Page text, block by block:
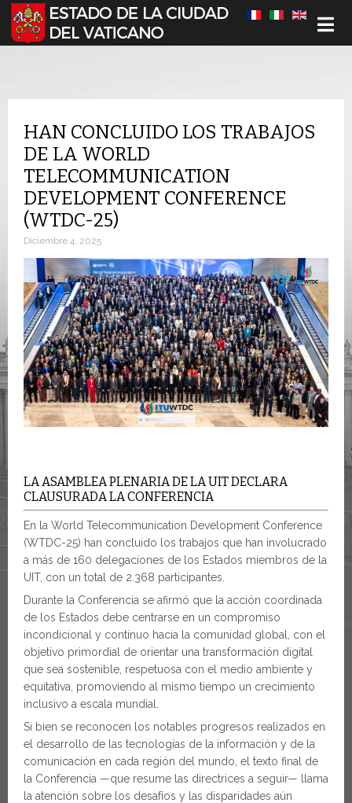
Seleccione su idioma
HAN CONCLUIDO LOS TRABAJOS
DE LA WORLD
TELECOMMUNICATION
DEVELOPMENT CONFERENCE
(WTDC-25)
Diciembre 4, 2025
LA ASAMBLEA PLENARIA DE LA UIT DECLARA
CLAUSURADA LA CONFERENCIA
En la World Telecommunication Development Conference
(WTDC-25) han concluido los trabajos que han involucrado
a más de 160 delegaciones de los Estados miembros de la
UIT, con un total de 2.368 participantes.
Durante la Conferencia se afirmó que la acción coordinada
de los Estados debe centrarse en un compromiso
incondicional y continuo hacia la comunidad global, con el
objetivo primordial de orientar una transformación digital
que sea sostenible, respetuosa con el medio ambiente y
equitativa, promoviendo al mismo tiempo un crecimiento
inclusivo a escala mundial.
Si bien se reconocen los notables progresos realizados en
el desarrollo de las tecnologías de la información y de la
comunicación en cada región del mundo, el texto final de
la Conferencia —que resume las directrices a seguir— llama
la atención sobre los desafíos y las disparidades aún